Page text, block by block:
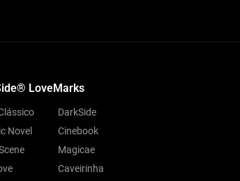
LoveMarks
Novel
DarkSide
Cinebook
Magicae
Caveirinha